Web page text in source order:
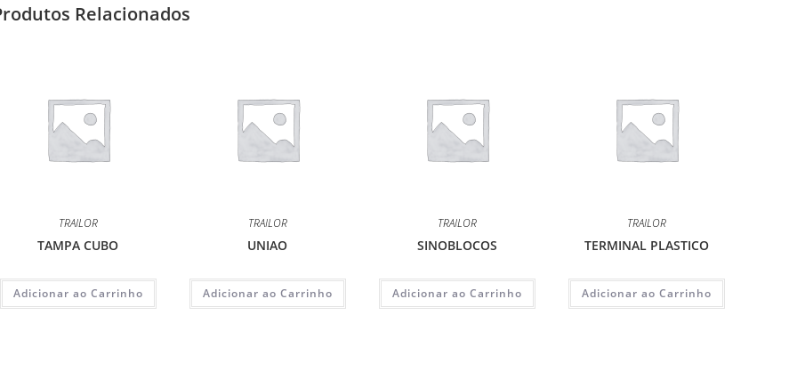
Relacionados
TRAILOR
TAMPA CUBO
Adicionar ao Carrinho
TRAILOR
UNIAO
Adicionar ao Carrinho
TRAILOR
SINOBLOCOS
Adicionar ao Carrinho
TRAILOR
TERMINAL PLASTICO
Adicionar ao Carrinho